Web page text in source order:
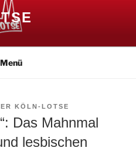
Menü
KÖLN-LOTSE
Das Mahnmal
lesbischen